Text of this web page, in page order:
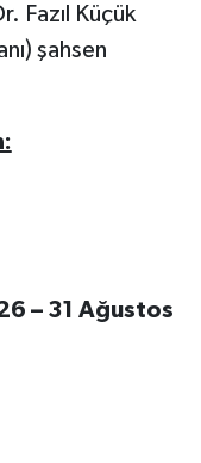
Fazıl Küçük
şahsen
– 31 Ağustos